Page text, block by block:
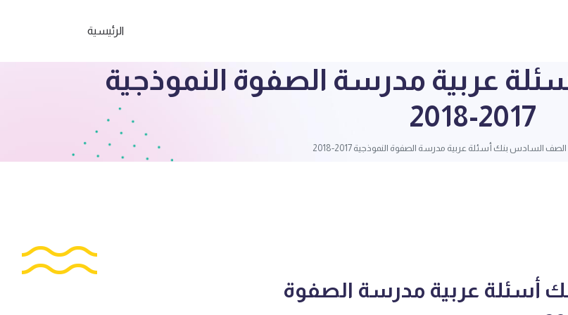
الرئيسية
عربية مدرسة الصفوة النموذجية
2017-2018
الصف السادس بنك أسئلة عربية مدرسة الصفوة النموذجية 2017-2018
أسئلة عربية مدرسة الصفوة